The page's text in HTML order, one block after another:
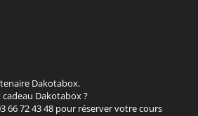
Dakotabox.
Dakotabox ?
66 72 43 48 pour réserver votre cours